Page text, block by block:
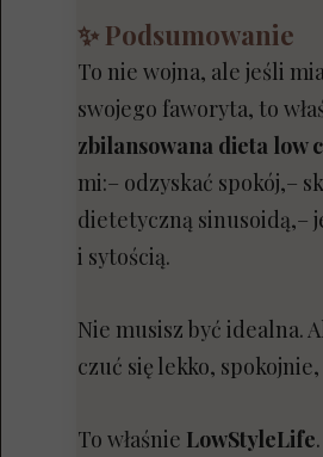
✨ Podsumowanie
To nie wojna, ale jeśli
swojego faworyta, to
zbilansowana dieta low
mi:– odzyskać spokój,–
dietetyczną sinusoidą,–
i sytością.
Nie musisz być idealna.
czuć się lekko,
To właśnie LowStyleLife.